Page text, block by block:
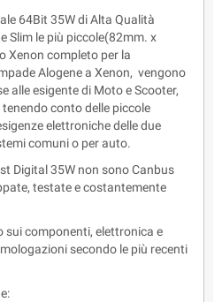
64Bit 35W di Alta Qualità
Slim le più piccole(82mm. x
Xenon completo per la
Alogene a Xenon, vengono
alle esigente di Moto e Scooter,
conto delle piccole
elettroniche delle due
comuni o per auto.
Digital 35W non sono Canbus
testate e costantemente
sui componenti, elettronica e
secondo le più recenti